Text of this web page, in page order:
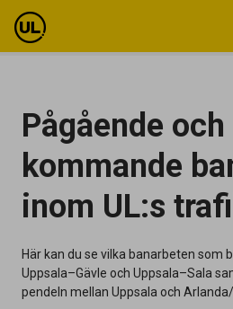
Biljetter
Kundservice
Pågående och
kommande
inom UL:s
Här kan du se vilka banarbeten som
Uppsala–Gävle och Uppsala–Sala
pendeln mellan Uppsala och